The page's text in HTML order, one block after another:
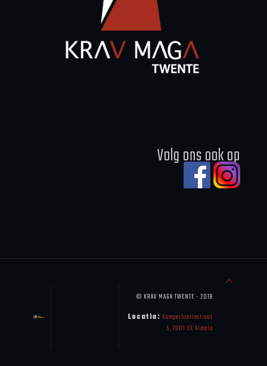
Volg ons ook op
© KRAV MAGA TWENTE - 2019
Locatie: Kamperfoeliestraat
5, 7601 EX Almelo